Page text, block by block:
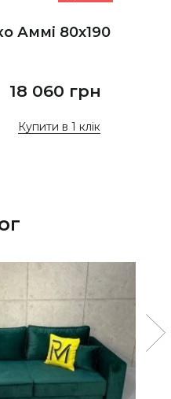
Аммі 80х190
18 060 грн
Купити в 1 клік